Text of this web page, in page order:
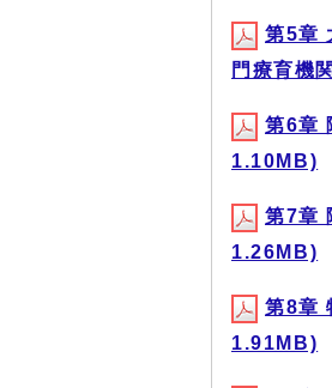
第5章
門療育機
第6章
1.10MB)
第7章
1.26MB)
第8章
1.91MB)